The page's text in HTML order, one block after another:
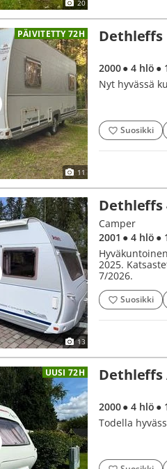
20
PÄIVITETTY 72H
11
Dethleffs
2000● 4 hlö ●
Nyt hyvässä
Suosikki
13
Dethleffs
Camper
2001 ● 4 hlö ●
2025.
7/2026.
Suosikki
UUSI 72H Dethleffs
2000● 4 hlö ●
Todella